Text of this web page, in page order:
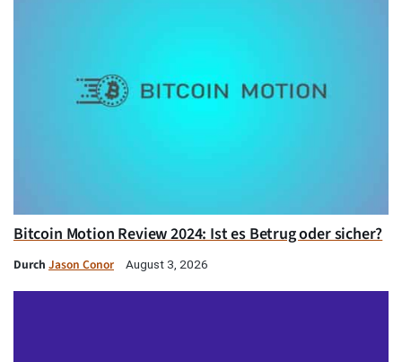
Bitcoin Motion Review 2024: Ist es Betrug oder sicher?
Durch Jason Conor August 3, 2026